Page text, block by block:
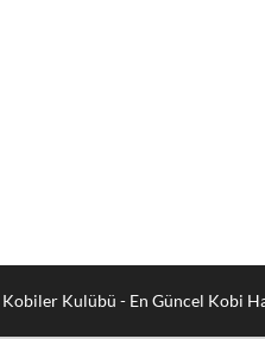
Kobiler Kulübü - En Güncel Kobi